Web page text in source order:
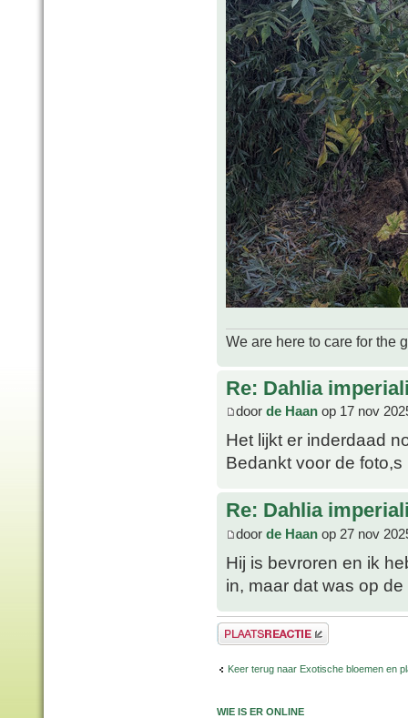
We are here to care for the
Re: Dahlia
door de Haan op 17 nov
Het lijkt er inderdaad
Bedankt voor de foto,s
Re: Dahlia
door de Haan op 27 nov
Hij is bevroren en ik
in, maar dat was op
Plaats een reactie
Keer terug naar Exotische bloemen en
WIE IS ER ONLINE